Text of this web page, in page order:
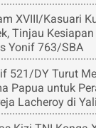
XVIII/Kasuari
Tinjau
Yonif 763/SBA
521/DY Turut
Papua untuk
Lacheroy di